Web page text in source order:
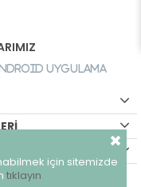
Uygulama
saklıdır.
için sitemizde
tıklayın